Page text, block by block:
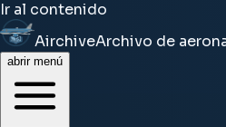
Ir al contenido
AirchiveArchivo de
abrir menú